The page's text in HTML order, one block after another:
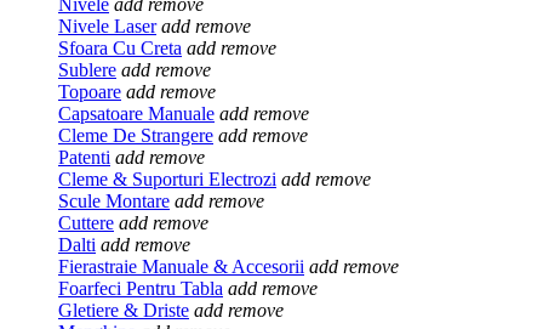
Nivele add remove
Nivele Laser add remove
Sfoara Cu Creta add remove
Sublere add remove
Topoare add remove
Capsatoare Manuale add remove
Cleme De Strangere add remove
Patenti add remove
Cleme & Suporturi Electrozi add remove
Scule Montare add remove
Cuttere add remove
Dalti add remove
Fierastraie Manuale & Accesorii add remove
Foarfeci Pentru Tabla add remove
Gletiere & Driste add remove